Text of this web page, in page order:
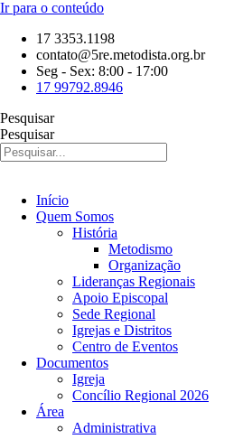
Ir para o conteúdo
17 3353.1198
contato@5re.metodista.org.br
Seg - Sex: 8:00 - 17:00
17 99792.8946
Pesquisar
Pesquisar
Início
Quem Somos
História
Metodismo
Organização
Lideranças Regionais
Apoio Episcopal
Sede Regional
Igrejas e Distritos
Centro de Eventos
Documentos
Igreja
Concílio Regional 2026
Área
Administrativa